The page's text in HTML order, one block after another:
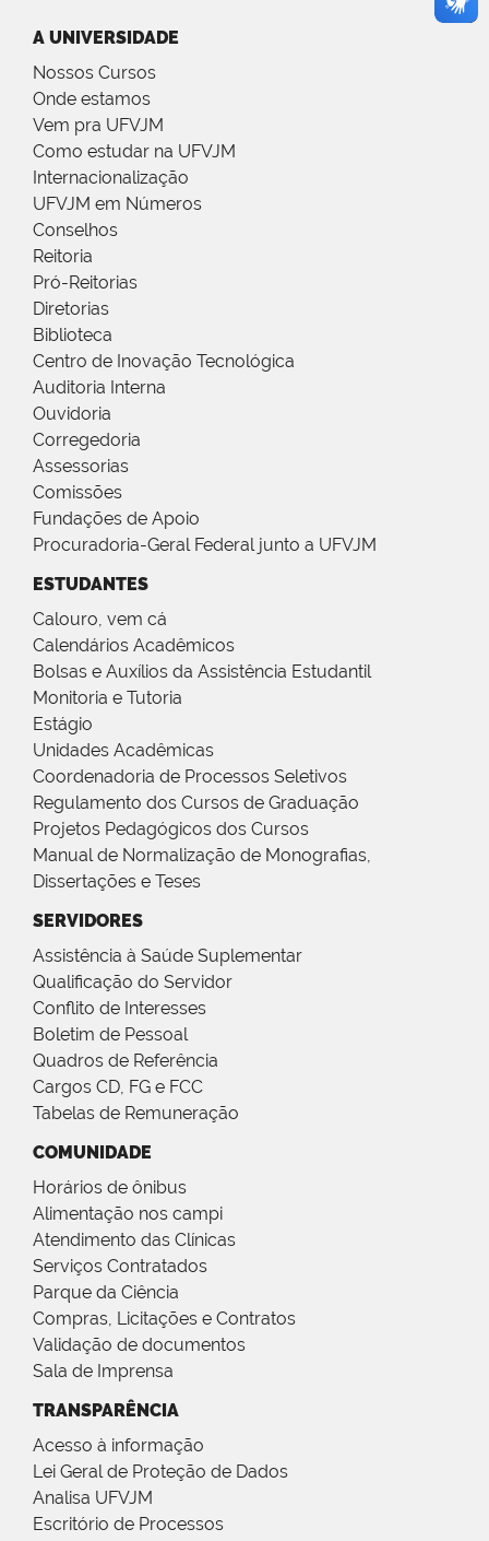
A UNIVERSIDADE
Nossos Cursos
Onde estamos
Vem pra UFVJM
Como estudar na UFVJM
Internacionalização
UFVJM em Números
Conselhos
Reitoria
Pró-Reitorias
Diretorias
Biblioteca
Centro de Inovação Tecnológica
Auditoria Interna
Ouvidoria
Corregedoria
Assessorias
Comissões
Fundações de Apoio
Procuradoria-Geral Federal junto a UFVJM
ESTUDANTES
Calouro, vem cá
Calendários Acadêmicos
Bolsas e Auxílios da Assistência Estudantil
Monitoria e Tutoria
Estágio
Unidades Acadêmicas
Coordenadoria de Processos Seletivos
Regulamento dos Cursos de Graduação
Projetos Pedagógicos dos Cursos
Manual de Normalização de Monografias,
Dissertações e Teses
SERVIDORES
Assistência à Saúde Suplementar
Qualificação do Servidor
Conflito de Interesses
Boletim de Pessoal
Quadros de Referência
Cargos CD, FG e FCC
Tabelas de Remuneração
COMUNIDADE
Horários de ônibus
Alimentação nos campi
Atendimento das Clínicas
Serviços Contratados
Parque da Ciência
Compras, Licitações e Contratos
Validação de documentos
Sala de Imprensa
TRANSPARÊNCIA
Acesso à informação
Lei Geral de Proteção de Dados
Analisa UFVJM
Escritório de Processos